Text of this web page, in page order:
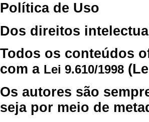
Política de Uso
Dos direitos
Todos os conteúdos
com a Lei 9.610/1998
Os autores são
seja por meio de